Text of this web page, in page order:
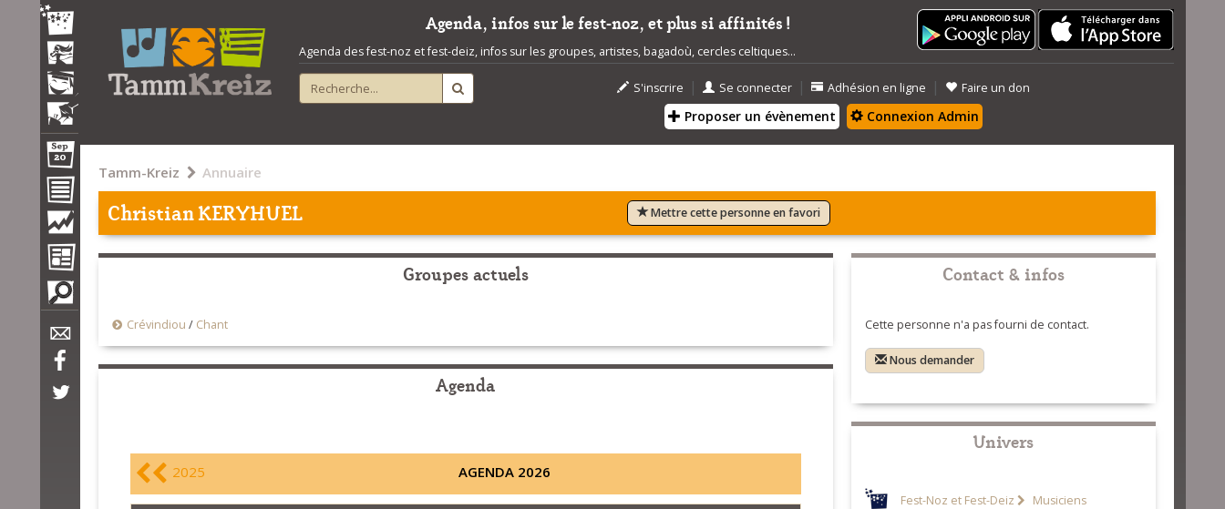
Agenda, infos sur le fest-noz, et plus si affinités !
Agenda des fest-noz et fest-deiz, infos sur les groupes, artistes, bagadoù, cercles celtiques...
S'inscrire | Se connecter | Adhésion en ligne | Faire un don
Proposer un évènement Connexion Admin
Tamm-Kreiz Annuaire
Christian KERYHUEL Mettre cette personne en favori
Groupes actuels
Crévindiou / Chant
Agenda
2025 AGENDA 2026
Contact & infos
Cette personne n'a pas fourni de contact.
Nous demander
Univers
Fest-Noz et Fest-Deiz Musiciens